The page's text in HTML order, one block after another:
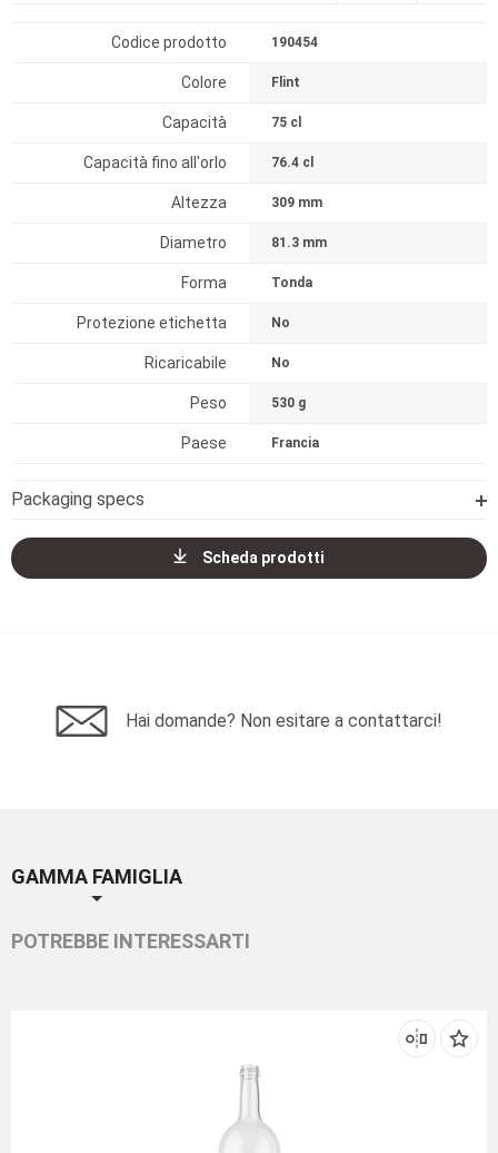
Codice prodotto 190454
Colore Flint
Capacità 75 cl
Capacità fino all'orlo 76.4 cl
Altezza 309 mm
Diametro 81.3 mm
Forma Tonda
Protezione etichetta No
Ricaricabile No
Peso 530 g
Paese Francia
Packaging specs
Scheda prodotti
Hai domande? Non esitare a contattarci!
GAMMA FAMIGLIA
POTREBBE INTERESSARTI